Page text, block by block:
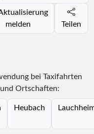
melden
Teilen
bei Taxifahrten
Ortschaften:
Heubach